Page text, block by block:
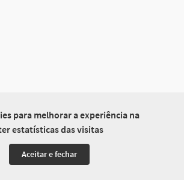
para melhorar a experiência na
estatísticas das visitas
Aceitar e fechar